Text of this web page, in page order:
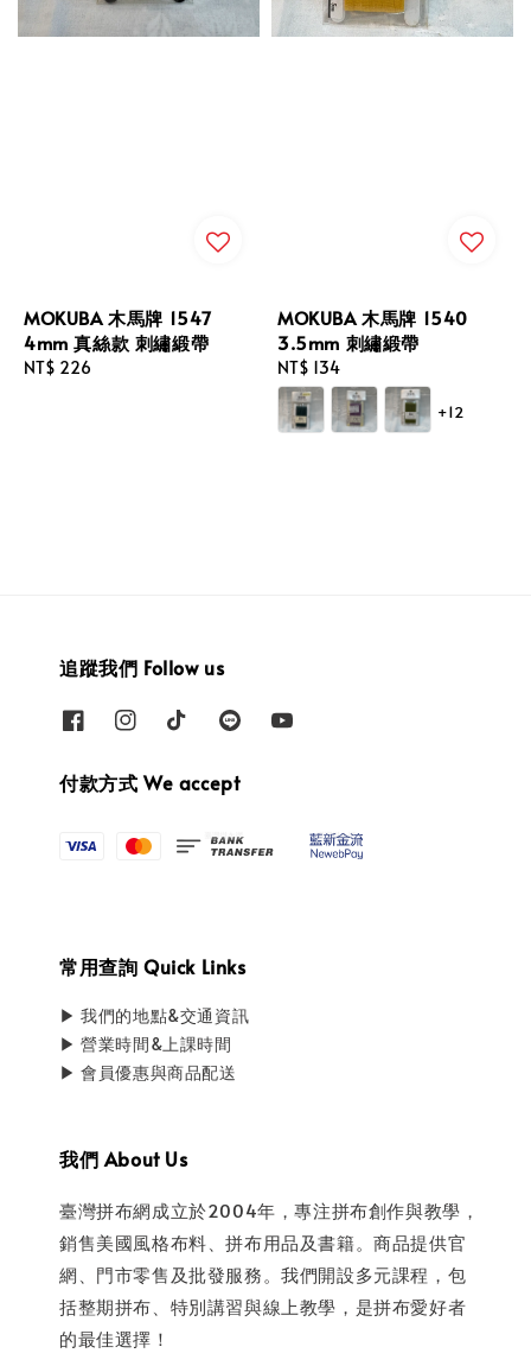
MOKUBA 木馬牌 1547
4mm 真絲款 刺繡緞帶
Regular
NT$ 226
MOKUBA 木馬牌 1540
3.5mm 刺繡緞帶
Regular
price
NT$ 134
+12
追蹤我們 Follow us
付款方式 We accept
常用查詢 Quick Links
▶ 我們的地點&交通資訊
▶ 營業時間&上課時間
▶ 會員優惠與商品配送
我們 About Us
臺灣拼布網成立於2004年，專注拼布創作與教學，
銷售美國風格布料、拼布用品及書籍。商品提供官
網、門市零售及批發服務。我們開設多元課程，包
括整期拼布、特別講習與線上教學，是拼布愛好者
的最佳選擇！